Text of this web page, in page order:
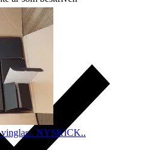
vinglas.. NYSKICK..